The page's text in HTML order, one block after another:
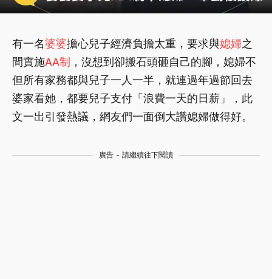
有一名婆婆擔心兒子經濟負擔太重，要求與媳婦之
間實施AA制
，沒想到卻搬石頭砸自己的腳，媳婦不
但所有家務都與兒子一人一半，就連過年過節回去
婆家看她，都要兒子支付「浪費一天的日薪」，此
文一出引發熱議，網友們一面倒大讚媳婦做得好。
廣告 - 請繼續往下閱讀